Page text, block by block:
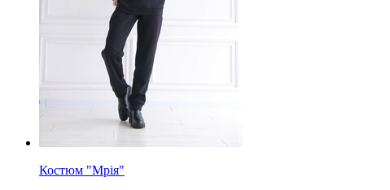
Костюм "Мрія"